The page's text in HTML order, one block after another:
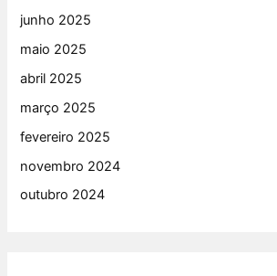
junho 2025
maio 2025
abril 2025
março 2025
fevereiro 2025
novembro 2024
outubro 2024